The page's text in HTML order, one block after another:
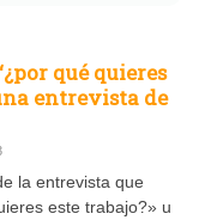
qué quieres
entrevista de
la entrevista que
este trabajo?» u